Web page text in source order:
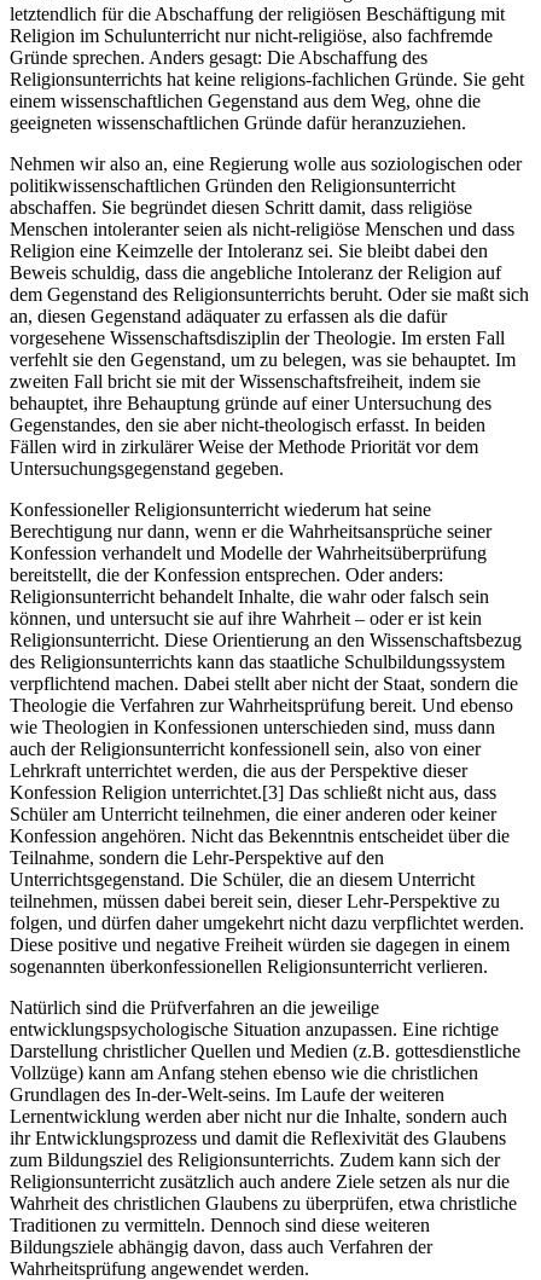
letztendlich für die Abschaffung der religiösen Beschäftigung mit
Religion im Schulunterricht nur nicht-religiöse, also fachfremde
Gründe sprechen. Anders gesagt: Die Abschaffung des
Religionsunterrichts hat keine religions-fachlichen Gründe. Sie geht
einem wissenschaftlichen Gegenstand aus dem Weg, ohne die
geeigneten wissenschaftlichen Gründe dafür heranzuziehen.
Nehmen wir also an, eine Regierung wolle aus soziologischen oder
politikwissenschaftlichen Gründen den Religionsunterricht
abschaffen. Sie begründet diesen Schritt damit, dass religiöse
Menschen intoleranter seien als nicht-religiöse Menschen und dass
Religion eine Keimzelle der Intoleranz sei. Sie bleibt dabei den
Beweis schuldig, dass die angebliche Intoleranz der Religion auf
dem Gegenstand des Religionsunterrichts beruht. Oder sie maßt sich
an, diesen Gegenstand adäquater zu erfassen als die dafür
vorgesehene Wissenschaftsdisziplin der Theologie. Im ersten Fall
verfehlt sie den Gegenstand, um zu belegen, was sie behauptet. Im
zweiten Fall bricht sie mit der Wissenschaftsfreiheit, indem sie
behauptet, ihre Behauptung gründe auf einer Untersuchung des
Gegenstandes, den sie aber nicht-theologisch erfasst. In beiden
Fällen wird in zirkulärer Weise der Methode Priorität vor dem
Untersuchungsgegenstand gegeben.
Konfessioneller Religionsunterricht wiederum hat seine
Berechtigung nur dann, wenn er die Wahrheitsansprüche seiner
Konfession verhandelt und Modelle der Wahrheitsüberprüfung
bereitstellt, die der Konfession entsprechen. Oder anders:
Religionsunterricht behandelt Inhalte, die wahr oder falsch sein
können, und untersucht sie auf ihre Wahrheit – oder er ist kein
Religionsunterricht. Diese Orientierung an den Wissenschaftsbezug
des Religionsunterrichts kann das staatliche Schulbildungssystem
verpflichtend machen. Dabei stellt aber nicht der Staat, sondern die
Theologie die Verfahren zur Wahrheitsprüfung bereit. Und ebenso
wie Theologien in Konfessionen unterschieden sind, muss dann
auch der Religionsunterricht konfessionell sein, also von einer
Lehrkraft unterrichtet werden, die aus der Perspektive dieser
Konfession Religion unterrichtet.[3] Das schließt nicht aus, dass
Schüler am Unterricht teilnehmen, die einer anderen oder keiner
Konfession angehören. Nicht das Bekenntnis entscheidet über die
Teilnahme, sondern die Lehr-Perspektive auf den
Unterrichtsgegenstand. Die Schüler, die an diesem Unterricht
teilnehmen, müssen dabei bereit sein, dieser Lehr-Perspektive zu
folgen, und dürfen daher umgekehrt nicht dazu verpflichtet werden.
Diese positive und negative Freiheit würden sie dagegen in einem
sogenannten überkonfessionellen Religionsunterricht verlieren.
Natürlich sind die Prüfverfahren an die jeweilige
entwicklungspsychologische Situation anzupassen. Eine richtige
Darstellung christlicher Quellen und Medien (z.B. gottesdienstliche
Vollzüge) kann am Anfang stehen ebenso wie die christlichen
Grundlagen des In-der-Welt-seins. Im Laufe der weiteren
Lernentwicklung werden aber nicht nur die Inhalte, sondern auch
ihr Entwicklungsprozess und damit die Reflexivität des Glaubens
zum Bildungsziel des Religionsunterrichts. Zudem kann sich der
Religionsunterricht zusätzlich auch andere Ziele setzen als nur die
Wahrheit des christlichen Glaubens zu überprüfen, etwa christliche
Traditionen zu vermitteln. Dennoch sind diese weiteren
Bildungsziele abhängig davon, dass auch Verfahren der
Wahrheitsprüfung angewendet werden.